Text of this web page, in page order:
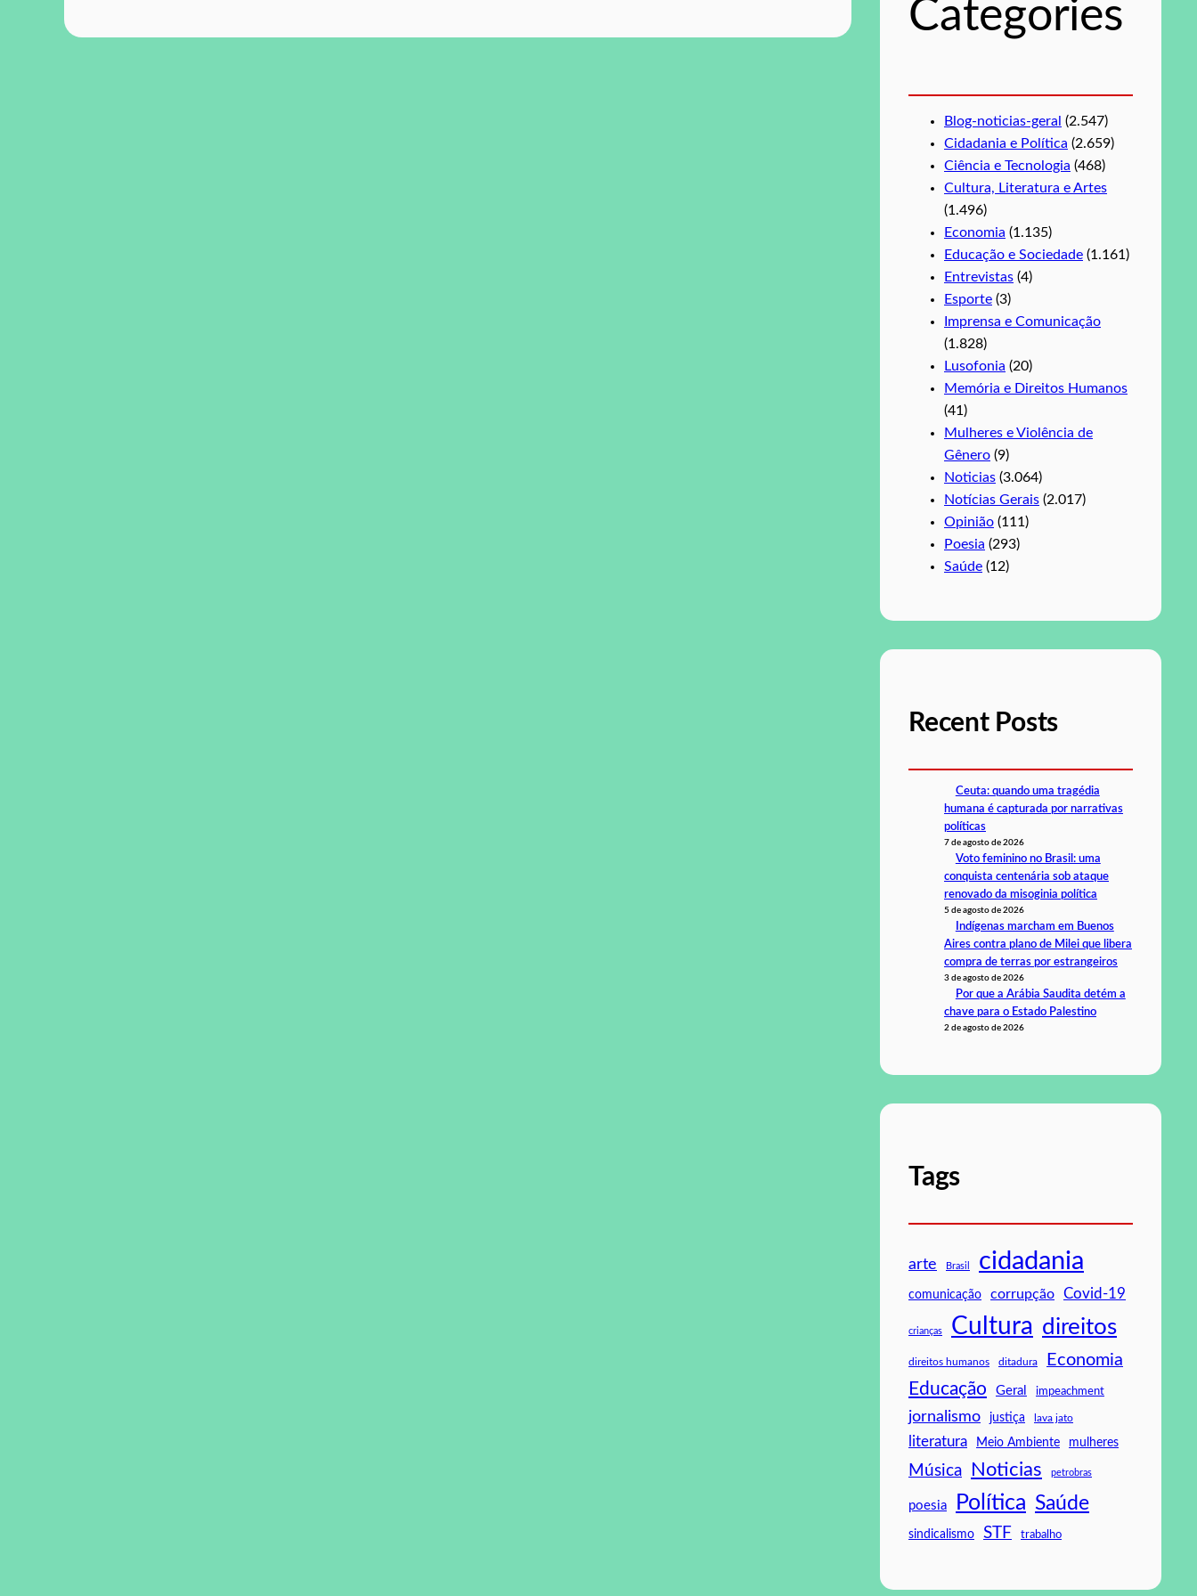
a
Categories
Blog-noticias-geral (2.547)
Cidadania e Política (2.659)
Ciência e Tecnologia (468)
Cultura, Literatura e Artes
(1.496)
Economia (1.135)
Educação e Sociedade (1.161)
Entrevistas (4)
Esporte (3)
Imprensa e Comunicação
(1.828)
Lusofonia (20)
Memória e Direitos Humanos
(41)
Mulheres e Violência de
Gênero (9)
Noticias (3.064)
Notícias Gerais (2.017)
Opinião (111)
Poesia (293)
Saúde (12)
Recent Posts
Ceuta: quando uma tragédia
humana é capturada por narrativas
políticas
7 de agosto de 2026
Voto feminino no Brasil: uma
conquista centenária sob ataque
renovado da misoginia política
5 de agosto de 2026
Indígenas marcham em Buenos
Aires contra plano de Milei que libera
compra de terras por estrangeiros
3 de agosto de 2026
Por que a Arábia Saudita detém a
chave para o Estado Palestino
2 de agosto de 2026
Tags
arte Brasil cidadania
comunicação corrupção Covid-19
crianças Cultura direitos
direitos humanos ditadura Economia
Educação Geral impeachment
jornalismo justiça lava jato
literatura Meio Ambiente mulheres
Música Noticias petrobras
poesia Política Saúde
sindicalismo STF trabalho